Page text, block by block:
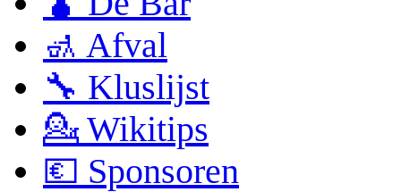
🚮 Afval
🔧 Kluslijst
💁 Wikitips
💶 Sponsoren